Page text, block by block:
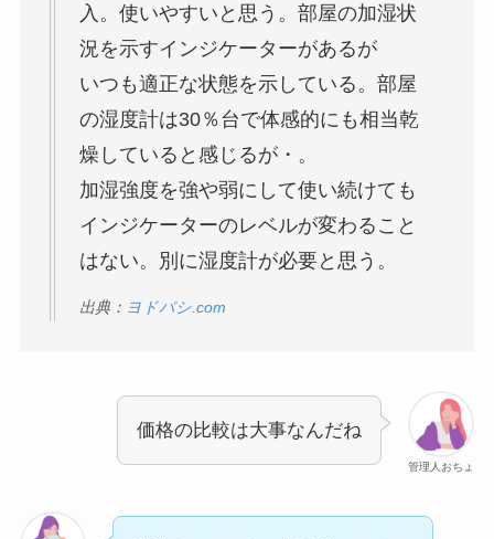
入。使いやすいと思う。部屋の加湿状
況を示すインジケーターがあるが
いつも適正な状態を示している。部屋
の湿度計は30％台で体感的にも相当乾
燥していると感じるが・。
加湿強度を強や弱にして使い続けても
インジケーターのレベルが変わること
はない。別に湿度計が必要と思う。
出典： ヨドバシ.com
管理人おちょ
価格の比較は大事なんだね